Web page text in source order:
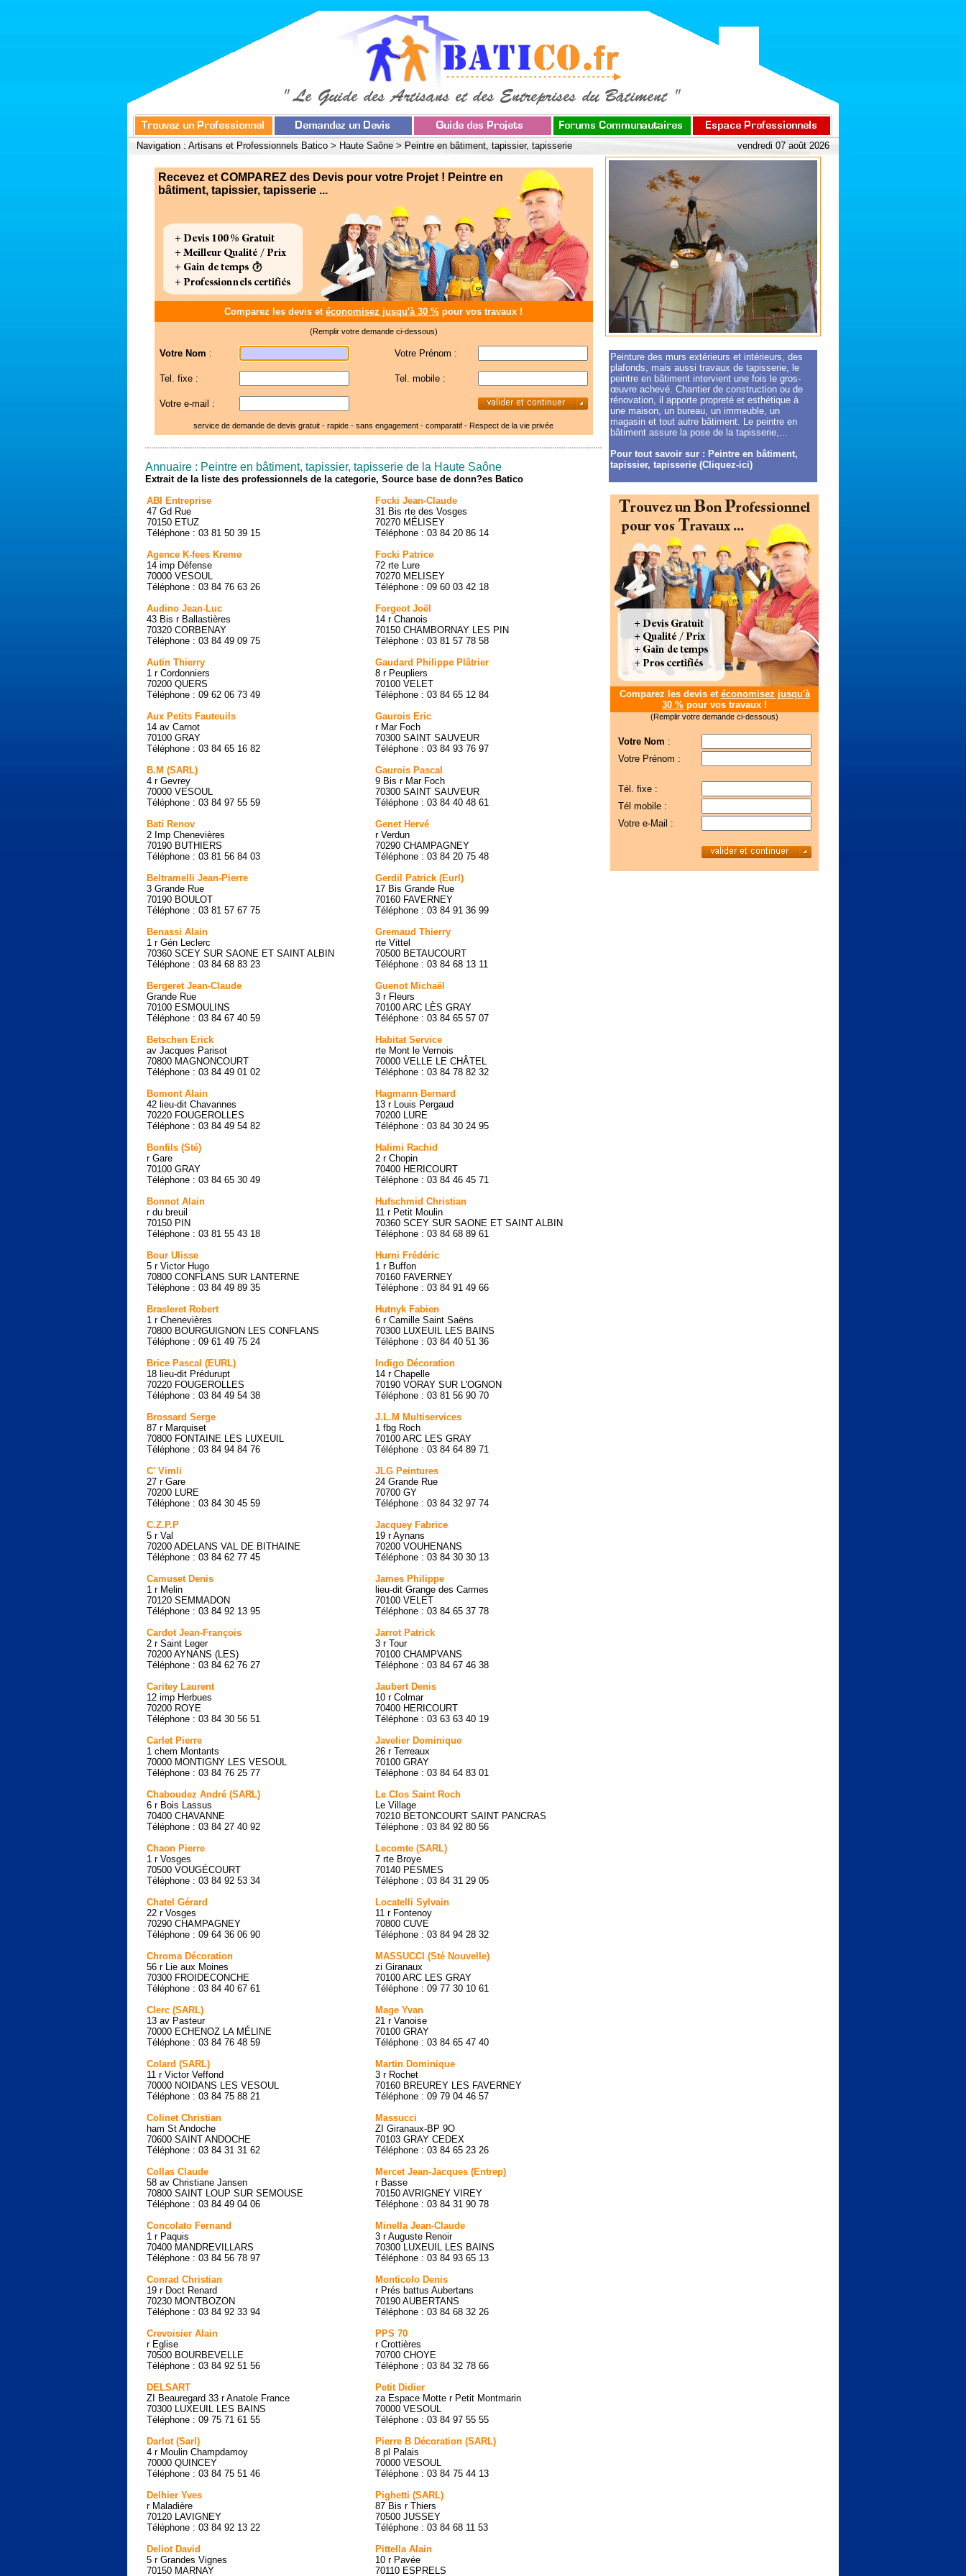
Navigation : Artisans et Professionnels Batico > Haute Saône > Peintre en bâtiment, tapissier, tapisserie vendredi 07 août 2026
Recevez et COMPAREZ des Devis pour votre Projet ! Peintre en
bâtiment, tapissier, tapisserie ...
Comparez les devis et économisez jusqu'à 30 % pour vos travaux !
(Remplir votre demande ci-dessous)
Votre Nom : Votre Prénom :
Tel. fixe : Tel. mobile :
Votre e-mail :
service de demande de devis gratuit - rapide - sans engagement - comparatif - Respect de la vie privée
Annuaire : Peintre en bâtiment, tapissier, tapisserie de la Haute Saône
Extrait de la liste des professionnels de la categorie, Source base de donn?es Batico
ABI Entreprise
47 Gd Rue
70150 ETUZ
Téléphone : 03 81 50 39 15
Agence K-fees Kreme
14 imp Défense
70000 VESOUL
Téléphone : 03 84 76 63 26
Audino Jean-Luc
43 Bis r Ballastières
70320 CORBENAY
Téléphone : 03 84 49 09 75
Autin Thierry
1 r Cordonniers
70200 QUERS
Téléphone : 09 62 06 73 49
Aux Petits Fauteuils
14 av Carnot
70100 GRAY
Téléphone : 03 84 65 16 82
B.M (SARL)
4 r Gevrey
70000 VESOUL
Téléphone : 03 84 97 55 59
Bati Renov
2 Imp Chenevières
70190 BUTHIERS
Téléphone : 03 81 56 84 03
Beltramelli Jean-Pierre
3 Grande Rue
70190 BOULOT
Téléphone : 03 81 57 67 75
Benassi Alain
1 r Gén Leclerc
70360 SCEY SUR SAONE ET SAINT ALBIN
Téléphone : 03 84 68 83 23
Bergeret Jean-Claude
Grande Rue
70100 ESMOULINS
Téléphone : 03 84 67 40 59
Betschen Erick
av Jacques Parisot
70800 MAGNONCOURT
Téléphone : 03 84 49 01 02
Bomont Alain
42 lieu-dit Chavannes
70220 FOUGEROLLES
Téléphone : 03 84 49 54 82
Bonfils (Sté)
r Gare
70100 GRAY
Téléphone : 03 84 65 30 49
Bonnot Alain
r du breuil
70150 PIN
Téléphone : 03 81 55 43 18
Bour Ulisse
5 r Victor Hugo
70800 CONFLANS SUR LANTERNE
Téléphone : 03 84 49 89 35
Brasleret Robert
1 r Chenevières
70800 BOURGUIGNON LES CONFLANS
Téléphone : 09 61 49 75 24
Brice Pascal (EURL)
18 lieu-dit Prédurupt
70220 FOUGEROLLES
Téléphone : 03 84 49 54 38
Brossard Serge
87 r Marquiset
70800 FONTAINE LES LUXEUIL
Téléphone : 03 84 94 84 76
C' Vimli
27 r Gare
70200 LURE
Téléphone : 03 84 30 45 59
C.Z.P.P
5 r Val
70200 ADELANS VAL DE BITHAINE
Téléphone : 03 84 62 77 45
Camuset Denis
1 r Melin
70120 SEMMADON
Téléphone : 03 84 92 13 95
Cardot Jean-François
2 r Saint Leger
70200 AYNANS (LES)
Téléphone : 03 84 62 76 27
Caritey Laurent
12 imp Herbues
70200 ROYE
Téléphone : 03 84 30 56 51
Carlet Pierre
1 chem Montants
70000 MONTIGNY LES VESOUL
Téléphone : 03 84 76 25 77
Chaboudez André (SARL)
6 r Bois Lassus
70400 CHAVANNE
Téléphone : 03 84 27 40 92
Chaon Pierre
1 r Vosges
70500 VOUGÉCOURT
Téléphone : 03 84 92 53 34
Chatel Gérard
22 r Vosges
70290 CHAMPAGNEY
Téléphone : 09 64 36 06 90
Chroma Décoration
56 r Lie aux Moines
70300 FROIDECONCHE
Téléphone : 03 84 40 67 61
Clerc (SARL)
13 av Pasteur
70000 ECHENOZ LA MÉLINE
Téléphone : 03 84 76 48 59
Colard (SARL)
11 r Victor Veffond
70000 NOIDANS LES VESOUL
Téléphone : 03 84 75 88 21
Colinet Christian
ham St Andoche
70600 SAINT ANDOCHE
Téléphone : 03 84 31 31 62
Collas Claude
58 av Christiane Jansen
70800 SAINT LOUP SUR SEMOUSE
Téléphone : 03 84 49 04 06
Concolato Fernand
1 r Paquis
70400 MANDREVILLARS
Téléphone : 03 84 56 78 97
Conrad Christian
19 r Doct Renard
70230 MONTBOZON
Téléphone : 03 84 92 33 94
Crevoisier Alain
r Eglise
70500 BOURBEVELLE
Téléphone : 03 84 92 51 56
DELSART
ZI Beauregard 33 r Anatole France
70300 LUXEUIL LES BAINS
Téléphone : 09 75 71 61 55
Darlot (Sarl)
4 r Moulin Champdamoy
70000 QUINCEY
Téléphone : 03 84 75 51 46
Delhier Yves
r Maladière
70120 LAVIGNEY
Téléphone : 03 84 92 13 22
Deliot David
5 r Grandes Vignes
70150 MARNAY
Focki Jean-Claude
31 Bis rte des Vosges
70270 MÉLISEY
Téléphone : 03 84 20 86 14
Focki Patrice
72 rte Lure
70270 MELISEY
Téléphone : 09 60 03 42 18
Forgeot Joël
14 r Chanois
70150 CHAMBORNAY LES PIN
Téléphone : 03 81 57 78 58
Gaudard Philippe Plâtrier
8 r Peupliers
70100 VELET
Téléphone : 03 84 65 12 84
Gaurois Eric
r Mar Foch
70300 SAINT SAUVEUR
Téléphone : 03 84 93 76 97
Gaurois Pascal
9 Bis r Mar Foch
70300 SAINT SAUVEUR
Téléphone : 03 84 40 48 61
Genet Hervé
r Verdun
70290 CHAMPAGNEY
Téléphone : 03 84 20 75 48
Gerdil Patrick (Eurl)
17 Bis Grande Rue
70160 FAVERNEY
Téléphone : 03 84 91 36 99
Gremaud Thierry
rte Vittel
70500 BETAUCOURT
Téléphone : 03 84 68 13 11
Guenot Michaël
3 r Fleurs
70100 ARC LÈS GRAY
Téléphone : 03 84 65 57 07
Habitat Service
rte Mont le Vernois
70000 VELLE LE CHÂTEL
Téléphone : 03 84 78 82 32
Hagmann Bernard
13 r Louis Pergaud
70200 LURE
Téléphone : 03 84 30 24 95
Halimi Rachid
2 r Chopin
70400 HERICOURT
Téléphone : 03 84 46 45 71
Hufschmid Christian
11 r Petit Moulin
70360 SCEY SUR SAONE ET SAINT ALBIN
Téléphone : 03 84 68 89 61
Hurni Frédéric
1 r Buffon
70160 FAVERNEY
Téléphone : 03 84 91 49 66
Hutnyk Fabien
6 r Camille Saint Saëns
70300 LUXEUIL LES BAINS
Téléphone : 03 84 40 51 36
Indigo Décoration
14 r Chapelle
70190 VORAY SUR L'OGNON
Téléphone : 03 81 56 90 70
J.L.M Multiservices
1 fbg Roch
70100 ARC LES GRAY
Téléphone : 03 84 64 89 71
JLG Peintures
24 Grande Rue
70700 GY
Téléphone : 03 84 32 97 74
Jacquey Fabrice
19 r Aynans
70200 VOUHENANS
Téléphone : 03 84 30 30 13
James Philippe
lieu-dit Grange des Carmes
70100 VELET
Téléphone : 03 84 65 37 78
Jarrot Patrick
3 r Tour
70100 CHAMPVANS
Téléphone : 03 84 67 46 38
Jaubert Denis
10 r Colmar
70400 HERICOURT
Téléphone : 03 63 63 40 19
Javelier Dominique
26 r Terreaux
70100 GRAY
Téléphone : 03 84 64 83 01
Le Clos Saint Roch
Le Village
70210 BETONCOURT SAINT PANCRAS
Téléphone : 03 84 92 80 56
Lecomte (SARL)
7 rte Broye
70140 PESMES
Téléphone : 03 84 31 29 05
Locatelli Sylvain
11 r Fontenoy
70800 CUVE
Téléphone : 03 84 94 28 32
MASSUCCI (Sté Nouvelle)
zi Giranaux
70100 ARC LES GRAY
Téléphone : 09 77 30 10 61
Mage Yvan
21 r Vanoise
70100 GRAY
Téléphone : 03 84 65 47 40
Martin Dominique
3 r Rochet
70160 BREUREY LES FAVERNEY
Téléphone : 09 79 04 46 57
Massucci
ZI Giranaux-BP 9O
70103 GRAY CEDEX
Téléphone : 03 84 65 23 26
Mercet Jean-Jacques (Entrep)
r Basse
70150 AVRIGNEY VIREY
Téléphone : 03 84 31 90 78
Minella Jean-Claude
3 r Auguste Renoir
70300 LUXEUIL LES BAINS
Téléphone : 03 84 93 65 13
Monticolo Denis
r Prés battus Aubertans
70190 AUBERTANS
Téléphone : 03 84 68 32 26
PPS 70
r Crottières
70700 CHOYE
Téléphone : 03 84 32 78 66
Petit Didier
za Espace Motte r Petit Montmarin
70000 VESOUL
Téléphone : 03 84 97 55 55
Pierre B Décoration (SARL)
8 pl Palais
70000 VESOUL
Téléphone : 03 84 75 44 13
Pighetti (SARL)
87 Bis r Thiers
70500 JUSSEY
Téléphone : 03 84 68 11 53
Pittella Alain
10 r Pavée
70110 ESPRELS
Peinture des murs extérieurs et intérieurs, des
plafonds, mais aussi travaux de tapisserie, le
peintre en bâtiment intervient une fois le gros-
œuvre achevé. Chantier de construction ou de
rénovation, il apporte propreté et esthétique à
une maison, un bureau, un immeuble, un
magasin et tout autre bâtiment. Le peintre en
bâtiment assure la pose de la tapisserie,...
Pour tout savoir sur : Peintre en bâtiment,
tapissier, tapisserie (Cliquez-ici)
Comparez les devis et économisez jusqu'à
30 % pour vos travaux !
(Remplir votre demande ci-dessous)
Votre Nom :
Votre Prénom :
Tél. fixe :
Tél mobile :
Votre e-Mail :